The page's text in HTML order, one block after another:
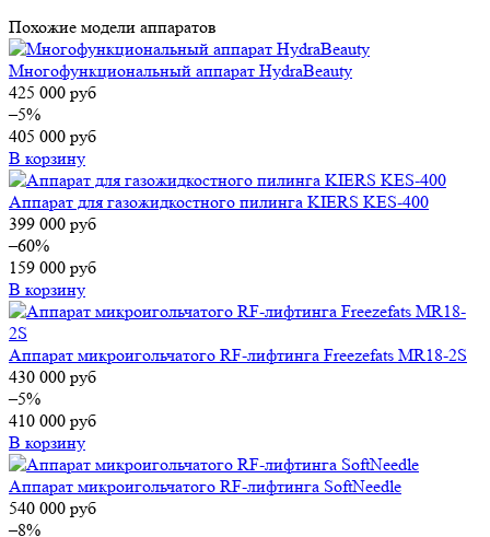
Похожие модели аппаратов
Многофункциональный аппарат HydraBeauty
425 000 руб
–5%
405 000 руб
В корзину
Аппарат для газожидкостного пилинга KIERS KES-400
399 000 руб
–60%
159 000 руб
В корзину
Аппарат микроигольчатого RF-лифтинга Freezefats MR18-2S
430 000 руб
–5%
410 000 руб
В корзину
Аппарат микроигольчатого RF-лифтинга SoftNeedle
540 000 руб
–8%